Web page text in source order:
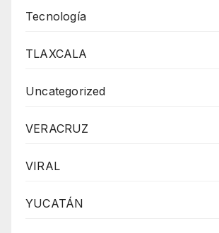
Tecnología
TLAXCALA
Uncategorized
VERACRUZ
VIRAL
YUCATÁN